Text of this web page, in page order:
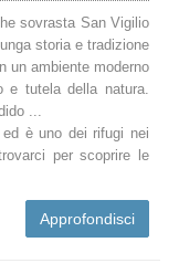
sovrasta San Vigilio
storia e tradizione
un ambiente moderno
e tutela della natura.
...
ed è uno dei rifugi nei
per scoprire le
Approfondisci